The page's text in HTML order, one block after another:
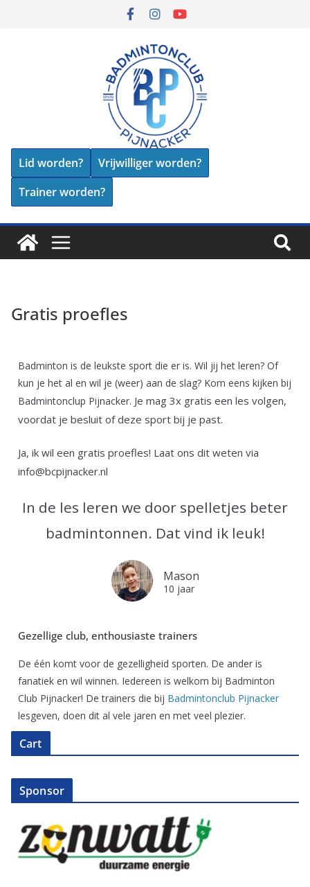
Lid worden?
Vrijwilliger worden?
Trainer worden?
Gratis proefles
Badminton is de leukste sport die er is. Wil jij het leren? Of
kun je het al en wil je (weer) aan de slag? Kom eens kijken bij
Badmintonclup Pijnacker. Je mag 3x gratis een les volgen,
voordat je besluit of deze sport bij je past.
Ja, ik wil een gratis proefles! Laat ons dit weten via
info@bcpijnacker.nl
In de les leren we door spelletjes beter
badmintonnen. Dat vind ik leuk!
Mason
10 jaar
Gezellige club, enthousiaste trainers
De één komt voor de gezelligheid sporten. De ander is
fanatiek en wil winnen. Iedereen is welkom bij Badminton
Club Pijnacker! De trainers die bij Badmintonclub Pijnacker
lesgeven, doen dit al vele jaren en met veel plezier.
Cart
Sponsor